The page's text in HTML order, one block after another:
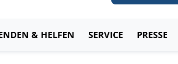
& HELFEN SERVICE PRESSE